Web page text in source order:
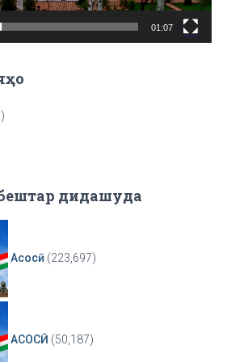
01:07
дидашуда
Асосӣ (223,697)
АСОСӢ (50,187)